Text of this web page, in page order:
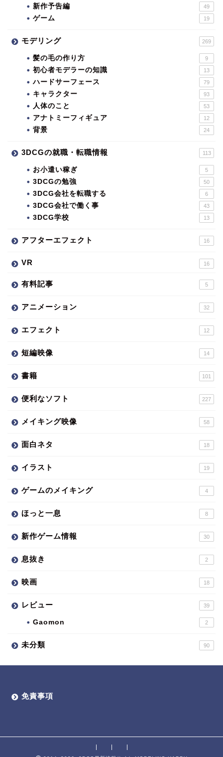
新作予告編 49
ゲーム 19
モデリング 269
髪の毛の作り方 9
初心者モデラーの知識 13
ハードサーフェース 79
キャラクター 93
人体のこと 53
アナトミーフィギュア 12
背景 24
3DCGの就職・転職情報 113
お小遣い稼ぎ 5
3DCGの勉強 50
3DCG会社を転職する 6
3DCG会社で働く事 43
3DCG学校 13
アフターエフェクト 16
VR 16
有料記事 5
アニメーション 32
エフェクト 12
短編映像 14
書籍 101
便利なソフト 227
メイキング映像 58
面白ネタ 18
イラスト 19
ゲームのメイキング 4
ほっと一息 8
新作ゲーム情報 30
息抜き 2
映画 18
レビュー 39
Gaomon 2
未分類 90
免責事項